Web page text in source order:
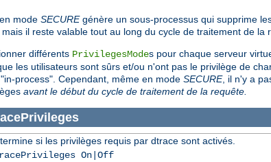
mode SECUREgénère un sous-processus qui supprime
il reste valable tout au long du cycle de traitement de
différents PrivilegesModes pour chaque serveur
les utilisateurs sont sûrs et/ou n'ont pas le privilège de
process". Cependant, même en mode SECURE, il n'y a
avant le début du cycle de traitement de la requête.
si les privilèges requis par dtrace sont activés.
On|Off